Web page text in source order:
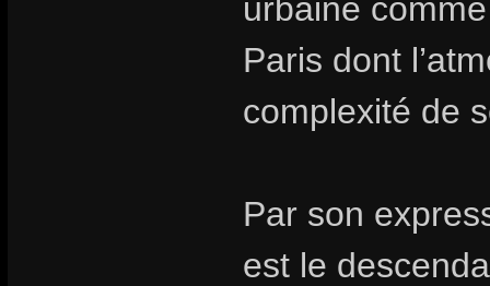
urbaine
Paris dont
complexité de
Par son
est le